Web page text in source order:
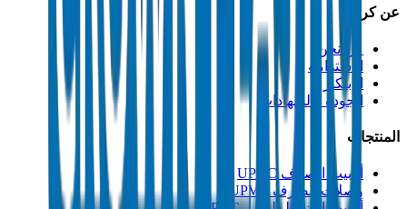
عن كراون
من نحن
الاستدامة
الابتكار
الجودة والشهادات
المنتجات
أنابيب الصرف UPVC
وصلات الصرف UPVC